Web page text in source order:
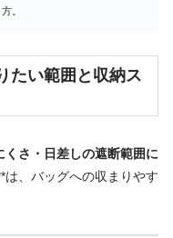
方。
たい範囲と収納ス
くさ・日差しの遮断範囲に
は、バッグへの収まりやす